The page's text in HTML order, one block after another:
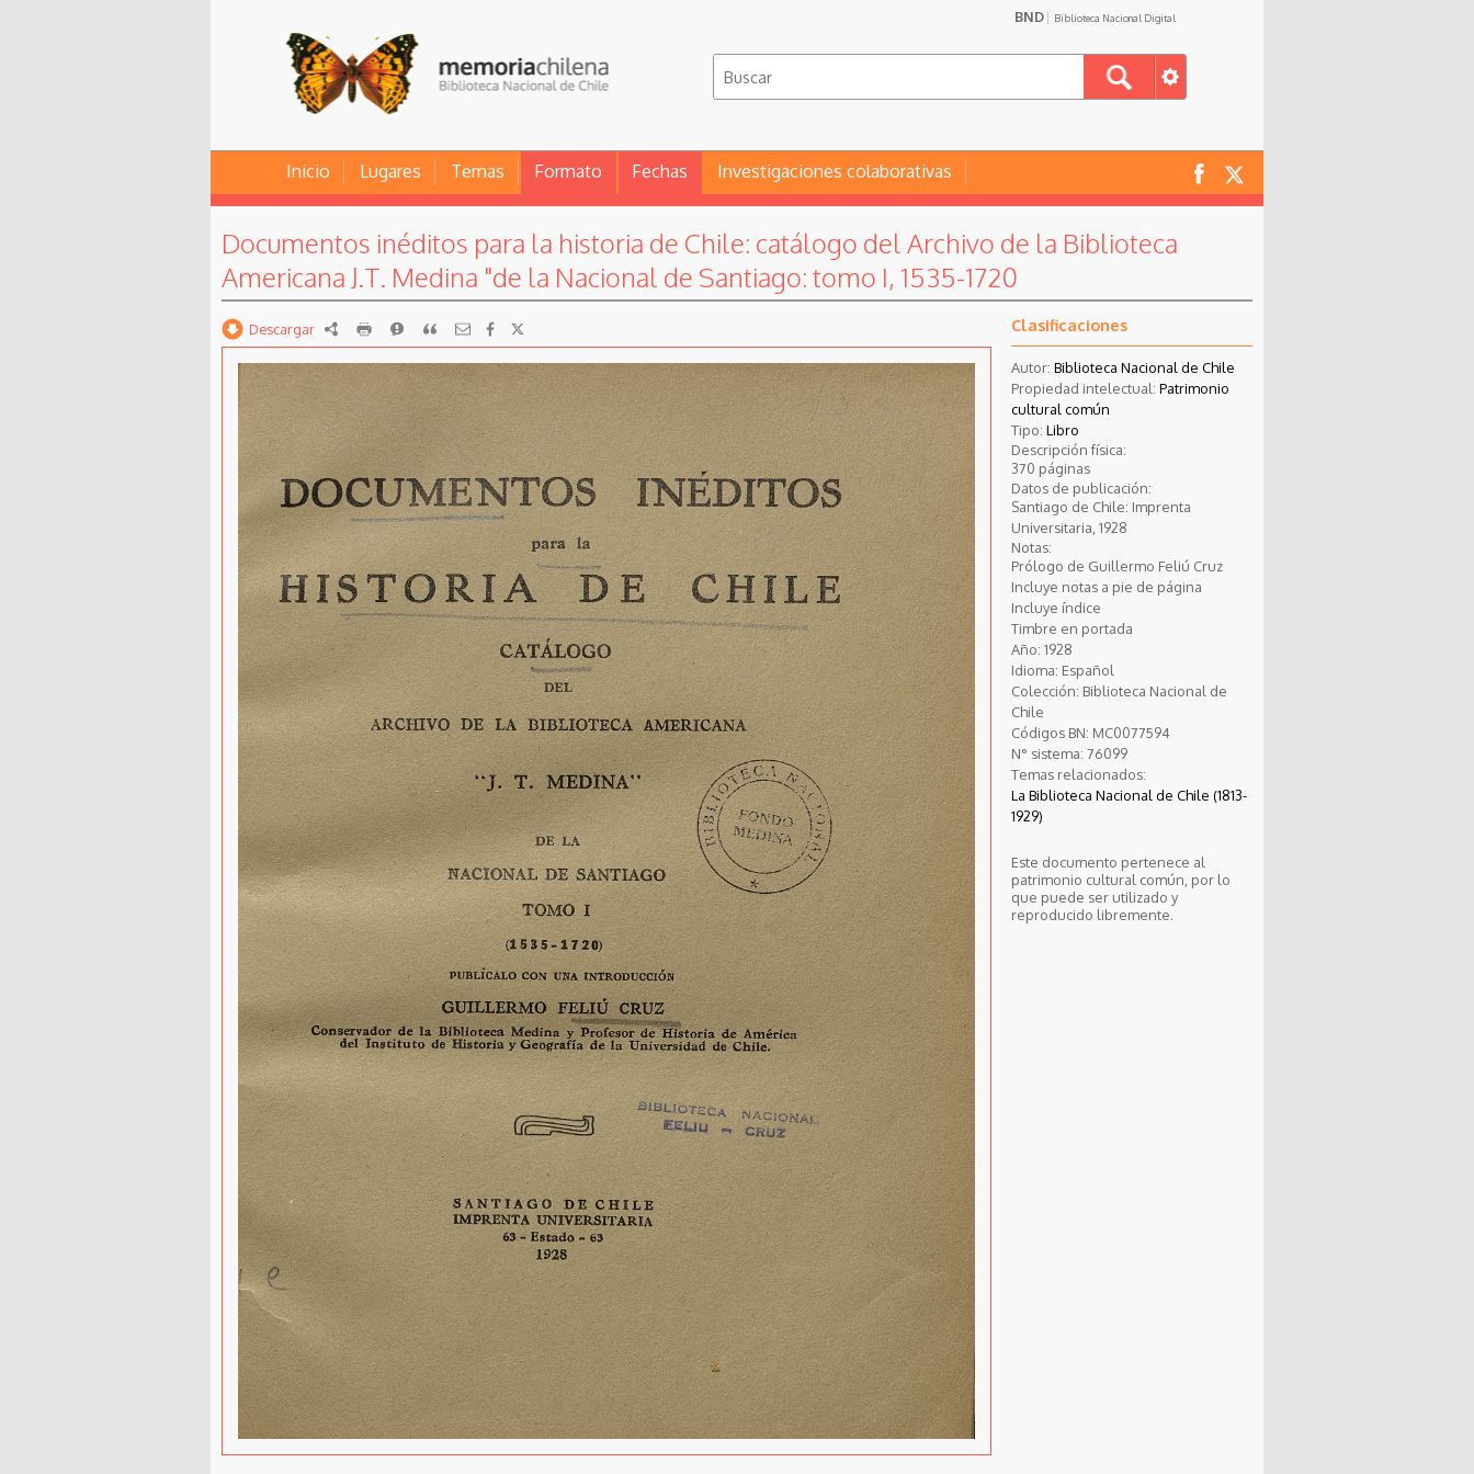
BND Biblioteca Nacional Digital
Inicio Lugares Temas Formato Fechas Investigaciones colaborativas
Documentos inéditos para la historia de Chile: catálogo del Archivo de la Biblioteca
Americana J.T. Medina "de la Nacional de Santiago: tomo I, 1535-1720
Descargar RDF imprimirReportarCitar Clasificaciones
Autor: Biblioteca Nacional de Chile
Propiedad intelectual: Patrimonio
cultural común
Tipo: Libro
Descripción física:
370 páginas
Datos de publicación:
Santiago de Chile: Imprenta
Universitaria, 1928
Notas:
Prólogo de Guillermo Feliú Cruz
Incluye notas a pie de página
Incluye índice
Timbre en portada
Año: 1928
Idioma: Español
Colección: Biblioteca Nacional de
Chile
Códigos BN: MC0077594
N° sistema: 76099
Temas relacionados:
La Biblioteca Nacional de Chile (1813-
1929)
Este documento pertenece al
patrimonio cultural común, por lo
que puede ser utilizado y
reproducido libremente.